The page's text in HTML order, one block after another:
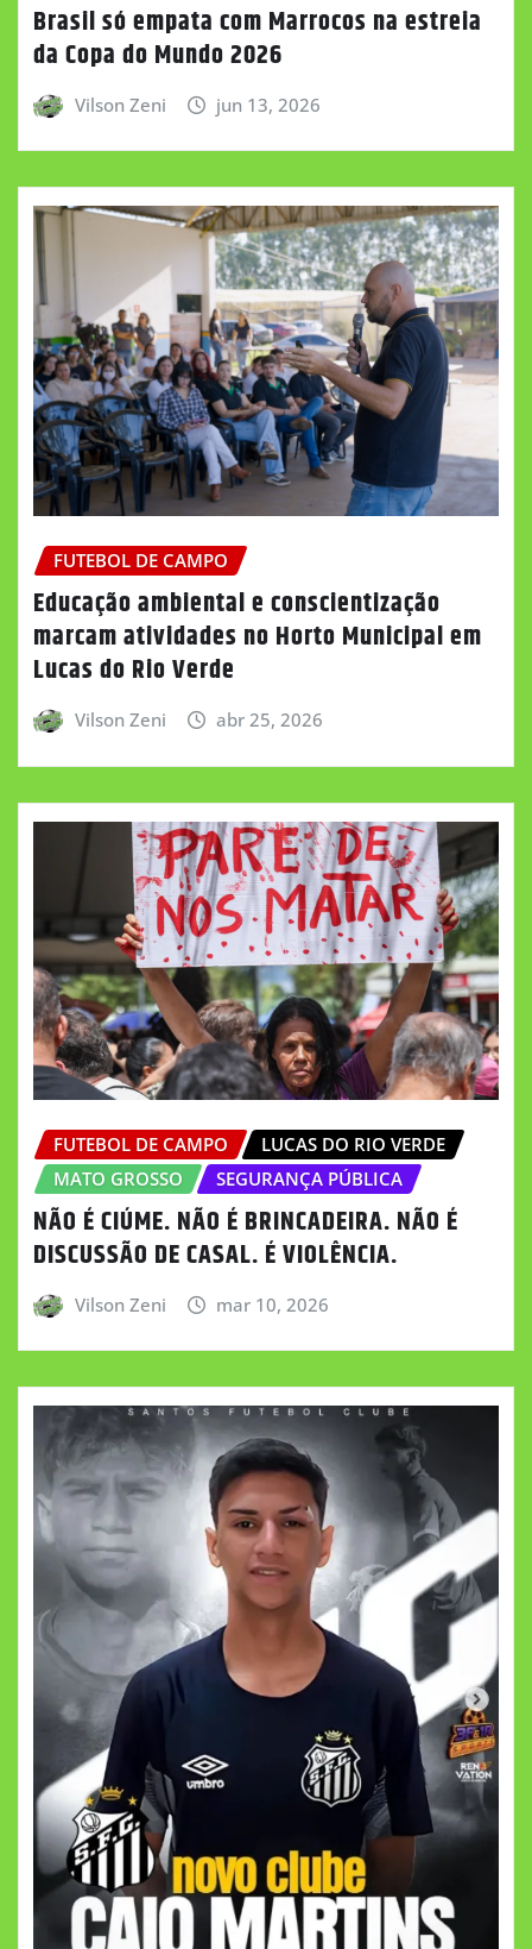
Brasil só empata com Marrocos na estreia
da Copa do Mundo 2026
Vilson Zeni jun 13, 2026
FUTEBOL DE CAMPO
Educação ambiental e conscientização
marcam atividades no Horto Municipal em
Lucas do Rio Verde
Vilson Zeni abr 25, 2026
FUTEBOL DE CAMPO
LUCAS DO RIO VERDE
MATO GROSSO
SEGURANÇA PÚBLICA
NÃO É CIÚME. NÃO É BRINCADEIRA. NÃO É
DISCUSSÃO DE CASAL. É VIOLÊNCIA.
Vilson Zeni mar 10, 2026